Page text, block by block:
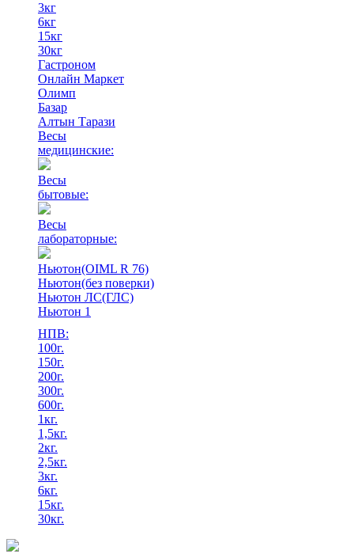
3кг
6кг
15кг
30кг
Гастроном
Онлайн Маркет
Олимп
Базар
Алтын Тарази
Весы
медицинские:
Весы
бытовые:
Весы
лабораторные:
Ньютон(OIML R 76)
Ньютон(без поверки)
Ньютон ЛС(ГЛС)
Ньютон 1
НПВ:
100г.
150г.
200г.
300г.
600г.
1кг.
1,5кг.
2кг.
2,5кг.
3кг.
6кг.
15кг.
30кг.